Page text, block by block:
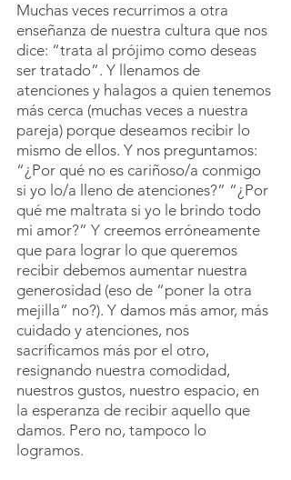
Muchas veces recurrimos a otra
enseñanza de nuestra cultura que nos
dice: “trata al prójimo como deseas
ser tratado”. Y llenamos de
atenciones y halagos a quien tenemos
más cerca (muchas veces a nuestra
pareja) porque deseamos recibir lo
mismo de ellos. Y nos preguntamos:
“¿Por qué no es cariñoso/a conmigo
si yo lo/a lleno de atenciones?” “¿Por
qué me maltrata si yo le brindo todo
mi amor?” Y creemos erróneamente
que para lograr lo que queremos
recibir debemos aumentar nuestra
generosidad (eso de “poner la otra
mejilla” no?). Y damos más amor, más
cuidado y atenciones, nos
sacrificamos más por el otro,
resignando nuestra comodidad,
nuestros gustos, nuestro espacio, en
la esperanza de recibir aquello que
damos. Pero no, tampoco lo
logramos.